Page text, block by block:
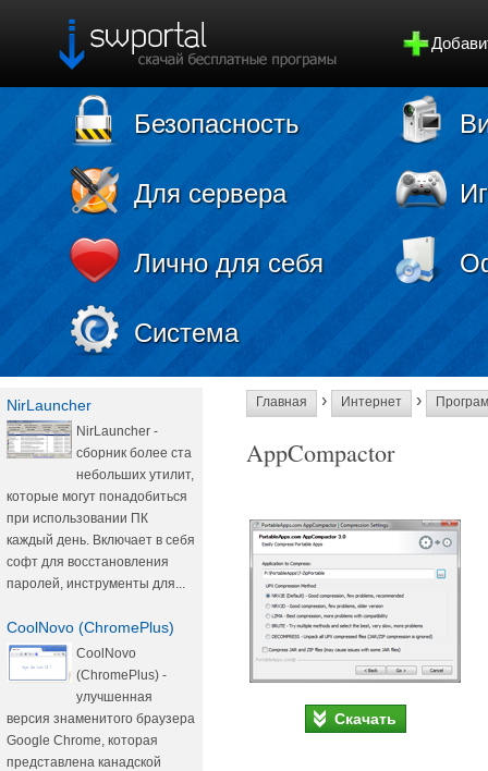
Безопасность
Для сервера
Лично для себя
Система
NirLauncher
NirLauncher -
сборник более ста
небольших утилит,
которые могут понадобиться
при использовании ПК
каждый день. Включает в себя
софт для восстановления
паролей, инструменты для...
CoolNovo (ChromePlus)
CoolNovo
(ChromePlus) -
улучшенная
версия знаменитого браузера
Google Chrome, которая
представлена канадской
Главная › Интернет ›
AppCompactor
Скачать